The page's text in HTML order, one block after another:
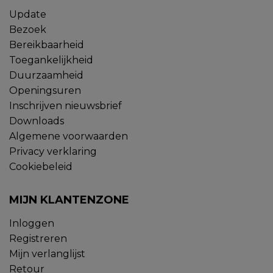
Update
Bezoek
Bereikbaarheid
Toegankelijkheid
Duurzaamheid
Openingsuren
Inschrijven nieuwsbrief
Downloads
Algemene voorwaarden
Privacy verklaring
Cookiebeleid
MIJN KLANTENZONE
Inloggen
Registreren
Mijn verlanglijst
Retour